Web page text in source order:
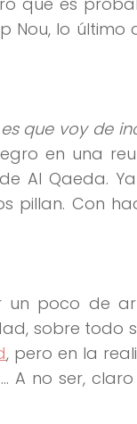
Nou, lo
es que voy de
en una
Al Qaeda. Ya
pillan. Con
poco de
sobre todo
, pero en la
no ser,